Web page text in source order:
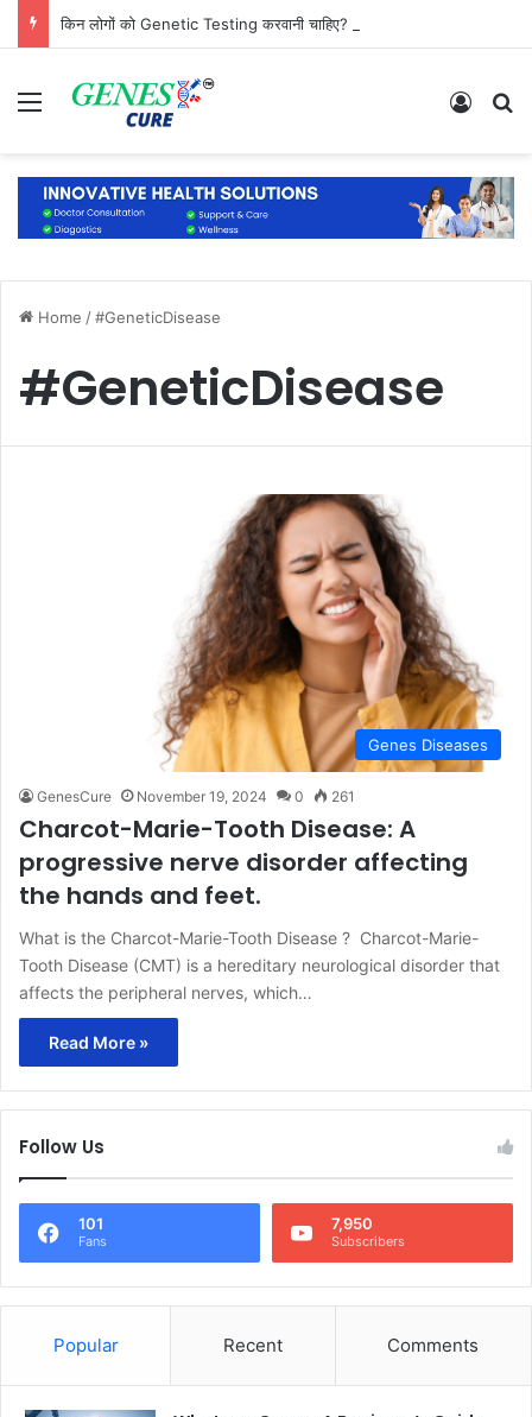
Menu Log In
Home /#GeneticDisease
#GeneticDisease
Genes Diseases
GenesCure November 19, 2024 0 261
Charcot-Marie-Tooth Disease: A
progressive nerve disorder affecting
the hands and feet.
What is the Charcot-Marie-Tooth Disease ? Charcot-Marie-
Tooth Disease (CMT) is a hereditary neurological disorder that
affects the peripheral nerves, which…
Read More »
Follow Us
101
Fans
7,950
Subscribers
Popular Recent Comments